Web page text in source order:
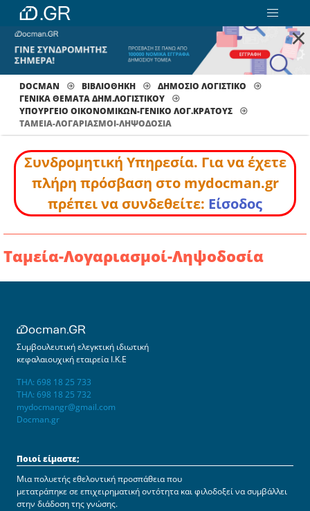
×
DOCMAN ΒΙΒΛΙΟΘΗΚΗ
ΔΗΜΟΣΙΟ ΛΟΓΙΣΤΙΚΟ
ΓΕΝΙΚΑ ΘΕΜΑΤΑ ΔΗΜ.ΛΟΓΙΣΤΙΚΟΥ
ΥΠΟΥΡΓΕΙΟ ΟΙΚΟΝΟΜΙΚΩΝ-ΓΕΝΙΚΟ ΛΟΓ.ΚΡΑΤΟΥΣ
ΤΑΜΕΊΑ-ΛΟΓΑΡΙΑΣΜΟΊ-ΛΗΨΟΔΟΣΊΑ
Συνδρομητική Υπηρεσία. Για να έχετε
πλήρη πρόσβαση στο mydocman.gr
πρέπει να συνδεθείτε: Είσοδος
Ταμεία-Λογαριασμοί-Ληψοδοσία
Συμβουλευτική ελεγκτική ιδιωτική
κεφαλαιουχική εταιρεία Ι.Κ.Ε
ΤΗΛ: 698 18 25 733
ΤΗΛ: 698 18 25 732
mydocmangr@gmail.com
Docman.gr
Ποιοί είμαστε;
Μια πολυετής εθελοντική προσπάθεια που
μετατράπηκε σε επιχειρηματική οντότητα και φιλοδοξεί να συμβάλλει
στην διάδοση της γνώσης.